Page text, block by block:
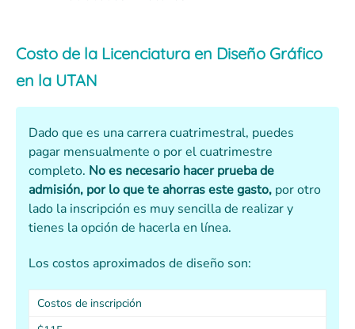
Costo de la Licenciatura en Diseño Gráfico
en la UTAN
Dado que es una carrera cuatrimestral, puedes
pagar mensualmente o por el cuatrimestre
completo. No es necesario hacer prueba de
admisión, por lo que te ahorras este gasto, por otro
lado la inscripción es muy sencilla de realizar y
tienes la opción de hacerla en línea.
Los costos aproximados de diseño son:
Costos de inscripción